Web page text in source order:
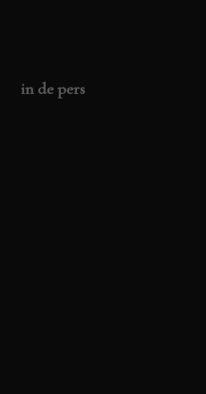
in de pers